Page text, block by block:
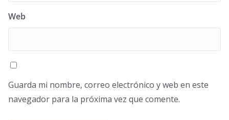
Web
Guarda mi nombre, correo electrónico y web en este
navegador para la próxima vez que comente.